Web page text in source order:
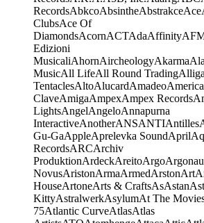
RecordsAbkcoAbsintheAbstrakceAce
ClubsAce Of
DiamondsAcornACTAdaAffinity
Edizioni
MusicaliAhornAircheologyAkarmaAla
MusicAll LifeAll Round Trading
TentaclesAltoAlucardAmadeoAmerica
ClaveAmigaAmpexAmpex Records
LightsAngelAngeloAnnapurna
InteractiveAnotherANSANTIAntilles
Gu-GaAppleAprelevka SoundApril
RecordsARCArchiv
ProduktionArdeckAreitoArgo
NovusAristonArmaArmedArstonArt
HouseArtoneArts & CraftsAsAstan
KittyAstralwerkAsylumAt The
75Atlantic CurveAtlasAtlas